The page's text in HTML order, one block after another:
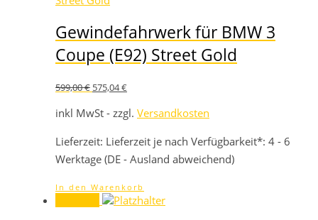
Gewindefahrwerk für BMW 3
Coupe (E92) Street Gold
599,00€ Ursprünglicher
war:
599,00 €
575,04€Aktueller
ist:
575,04 €.
inkl MwSt - zzgl. Versandkosten
Lieferzeit: Lieferzeit je nach Verfügbarkeit*: 4 - 6
Werktage (DE - Ausland abweichend)
In den Warenkorb